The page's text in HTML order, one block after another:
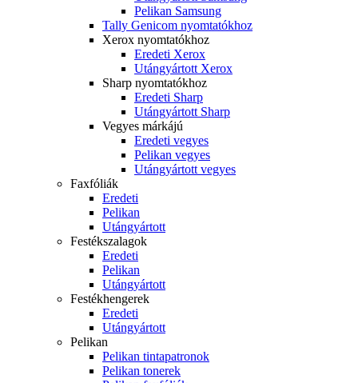
Pelikan Samsung
Tally Genicom nyomtatókhoz
Xerox nyomtatókhoz
Eredeti Xerox
Utángyártott Xerox
Sharp nyomtatókhoz
Eredeti Sharp
Utángyártott Sharp
Vegyes márkájú
Eredeti vegyes
Pelikan vegyes
Utángyártott vegyes
Faxfóliák
Eredeti
Pelikan
Utángyártott
Festékszalagok
Eredeti
Pelikan
Utángyártott
Festékhengerek
Eredeti
Utángyártott
Pelikan
Pelikan tintapatronok
Pelikan tonerek